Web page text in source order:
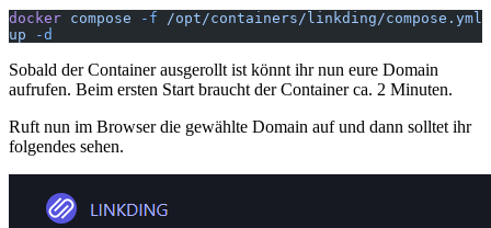
docker compose -f /opt/containers/linkding/compose.yml
up -d
Sobald der Container ausgerollt ist könnt ihr nun eure Domain
aufrufen. Beim ersten Start braucht der Container ca. 2 Minuten.
Ruft nun im Browser die gewählte Domain auf und dann solltet ihr
folgendes sehen.